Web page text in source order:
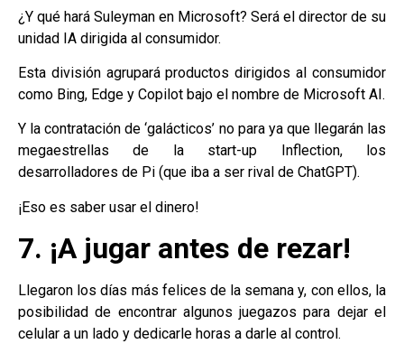
¿Y qué hará Suleyman en Microsoft? Será el director de su
unidad IA dirigida al consumidor.
Esta división agrupará productos dirigidos al consumidor
como Bing, Edge y Copilot bajo el nombre de Microsoft AI.
Y la contratación de ‘galácticos’ no para ya que llegarán las
megaestrellas de la start-up Inflection, los
desarrolladores de Pi (que iba a ser rival de ChatGPT).
¡Eso es saber usar el dinero!
7. ¡A jugar antes de rezar!
Llegaron los días más felices de la semana y, con ellos, la
posibilidad de encontrar algunos juegazos para dejar el
celular a un lado y dedicarle horas a darle al control.